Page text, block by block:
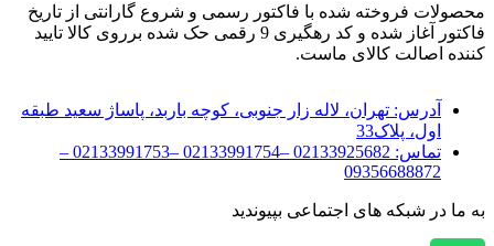
محصولات فروخته شده با فاکتور رسمی و شروع گارانتی از تاریخ
فاکتور آغاز شده و کد رهگیری 9 رقمی حک شده برروی کالا تایید
کننده اصالت کالای ماست.
آدرس: تهران، لاله زار جنوبی، کوچه باربد، پاساژ سعید طبقه
اول، پلاک33
تماس:
02133925682 –02133991754 –02133991753 –
09356688872
به ما در شبکه های اجتماعی بپیوندید